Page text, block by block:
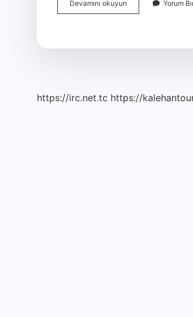
Devamını okuyun
15
Yorum
https://irc.net.tc https://